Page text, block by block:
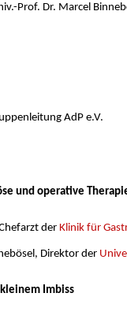
Prof. Dr. Marcel
AdP e.V.
und operative
der Klinik für
Direktor der
Imbiss